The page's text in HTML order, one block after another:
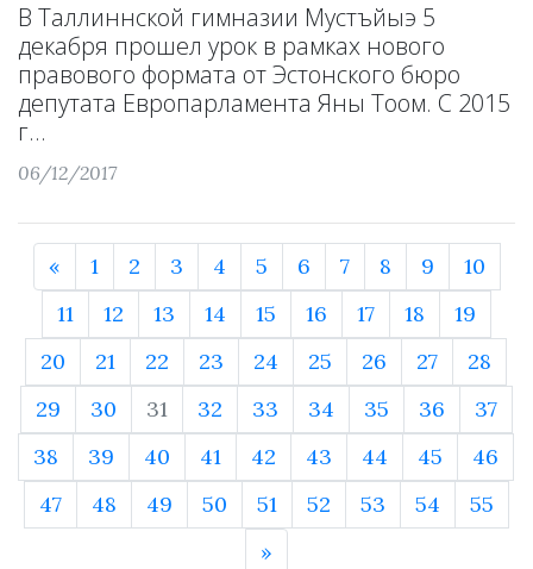
В Таллиннской гимназии Мустъйыэ 5
декабря прошел урок в рамках нового
правового формата от Эстонского бюро
депутата Европарламента Яны Тоом. С 2015
г...
06/12/2017
« 1 2 3 4 5 6 7 8 9
10
11
12 13 14 15 16 17 18
19
20
21 22 23 24 25 26 27
28
29
30 31 32 33 34 35 36
37
38
39 40 41 42 43 44 45
46
47
48 49 50 51 52 53 54
55
»